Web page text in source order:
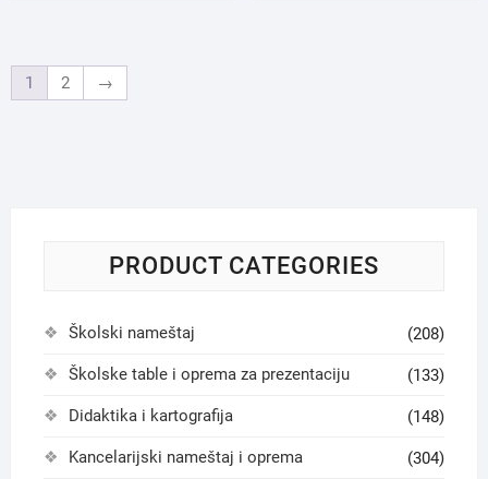
1 2 →
PRODUCT CATEGORIES
Školski nameštaj (208)
Školske table i oprema za prezentaciju (133)
Didaktika i kartografija (148)
Kancelarijski nameštaj i oprema (304)